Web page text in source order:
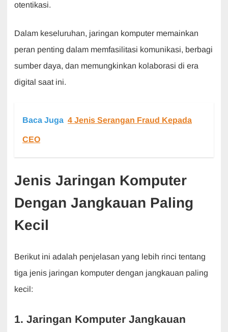
otentikasi.
Dalam keseluruhan, jaringan komputer memainkan
peran penting dalam memfasilitasi komunikasi, berbagi
sumber daya, dan memungkinkan kolaborasi di era
digital saat ini.
Baca Juga 4 Jenis Serangan Fraud Kepada
CEO
Jenis Jaringan Komputer
Dengan Jangkauan Paling
Kecil
Berikut ini adalah penjelasan yang lebih rinci tentang
tiga jenis jaringan komputer dengan jangkauan paling
kecil:
1. Jaringan Komputer Jangkauan